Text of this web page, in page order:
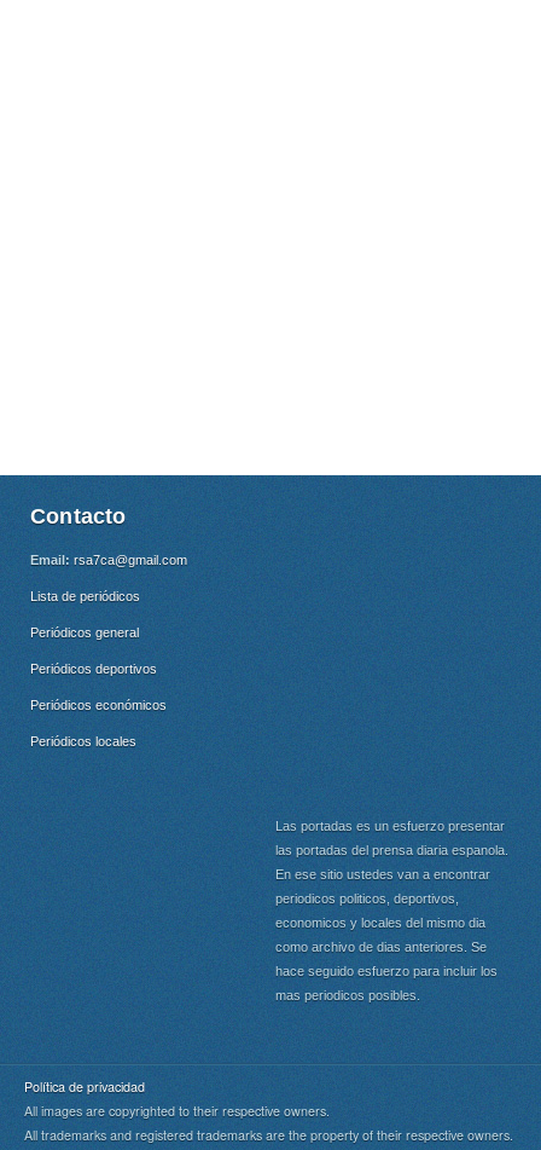
Contacto
Email: rsa7ca@gmail.com
Lista de periódicos
Periódicos general
Periódicos deportivos
Periódicos económicos
Periódicos locales
Las portadas es un esfuerzo presentar
las portadas del prensa diaria espanola.
En ese sitio ustedes van a encontrar
periodicos politicos, deportivos,
economicos y locales del mismo dia
como archivo de dias anteriores. Se
hace seguido esfuerzo para incluir los
mas periodicos posibles.
Política de privacidad
All images are copyrighted to their respective owners.
All trademarks and registered trademarks are the property of their respective owners.